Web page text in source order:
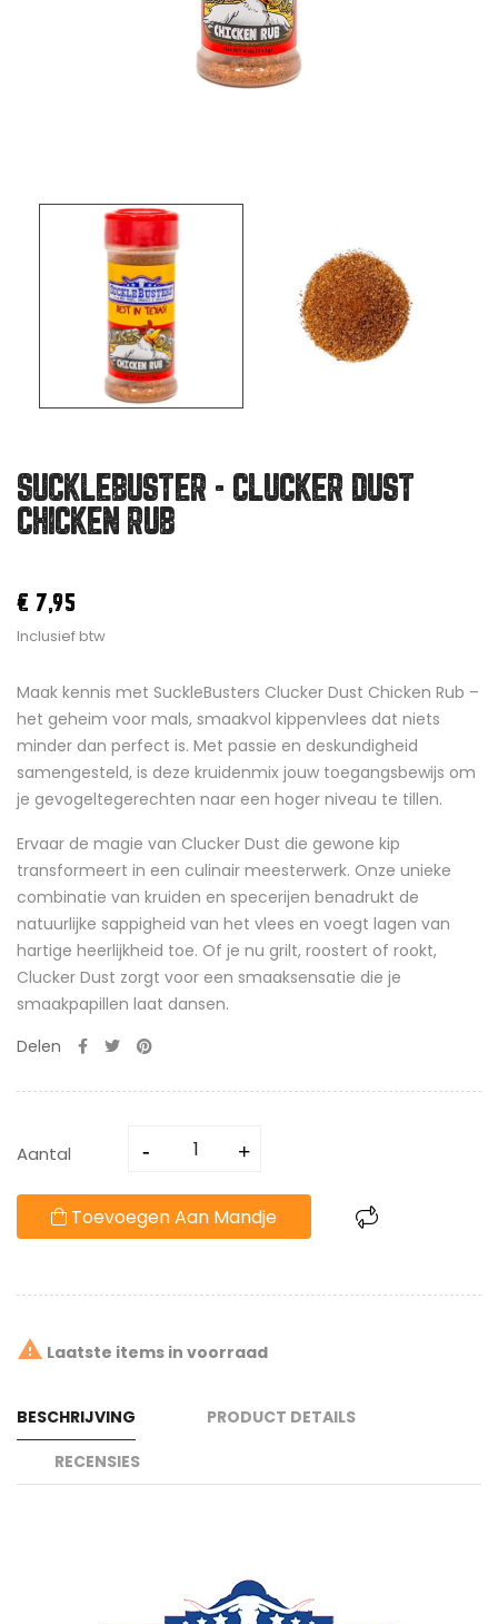
SUCKLEBUSTER - CLUCKER DUST
CHICKEN RUB
€ 7,95
Inclusief btw
Maak kennis met SuckleBusters Clucker Dust Chicken Rub –
het geheim voor mals, smaakvol kippenvlees dat niets
minder dan perfect is. Met passie en deskundigheid
samengesteld, is deze kruidenmix jouw toegangsbewijs om
je gevogeltegerechten naar een hoger niveau te tillen.
Ervaar de magie van Clucker Dust die gewone kip
transformeert in een culinair meesterwerk. Onze unieke
combinatie van kruiden en specerijen benadrukt de
natuurlijke sappigheid van het vlees en voegt lagen van
hartige heerlijkheid toe. Of je nu grilt, roostert of rookt,
Clucker Dust zorgt voor een smaaksensatie die je
smaakpapillen laat dansen.
Delen
Aantal
Toevoegen Aan Mandje
 Laatste items in voorraad
BESCHRIJVING
PRODUCT DETAILS
RECENSIES